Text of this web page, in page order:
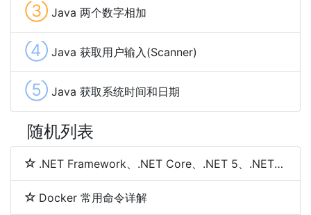
③ Java 两个数字相加
④ Java 获取用户输入(Scanner)
⑤ Java 获取系统时间和日期
随机列表
.NET Framework、.NET Core、.NET 5、.NET 6和.NET 7 简介及区别
Docker 常用命令详解